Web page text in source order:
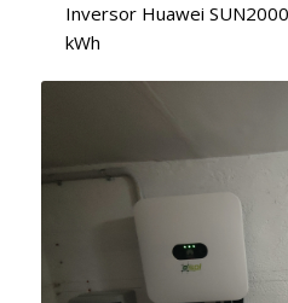
Inversor Huawei
kWh